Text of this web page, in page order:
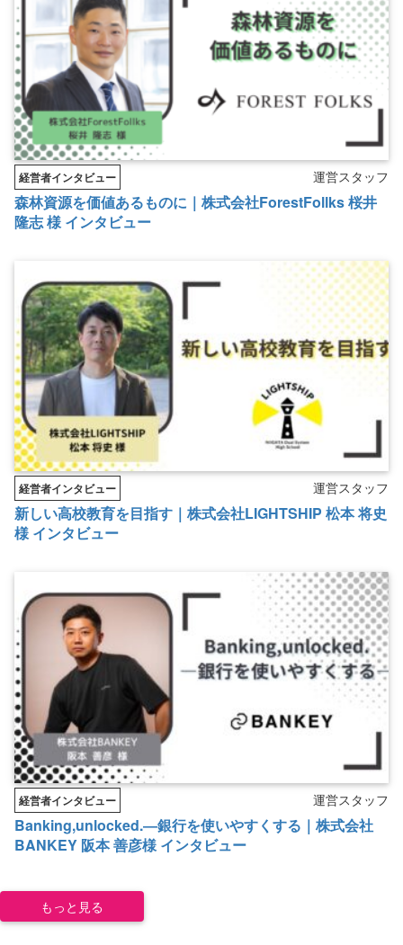
経営者インタビュー 運営スタッフ
森林資源を価値あるものに｜株式会社ForestFollks 桜井
隆志 様 インタビュー
経営者インタビュー 運営スタッフ
新しい高校教育を目指す｜株式会社LIGHTSHIP 松本 将史
様 インタビュー
経営者インタビュー 運営スタッフ
Banking,unlocked.―銀行を使いやすくする｜株式会社
BANKEY 阪本 善彦様 インタビュー
もっと見る